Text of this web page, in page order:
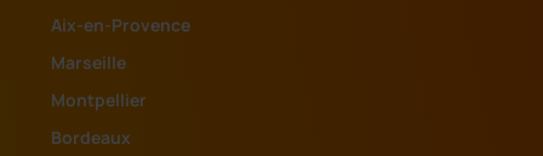
Aix-en-Provence
Marseille
Montpellier
Bordeaux